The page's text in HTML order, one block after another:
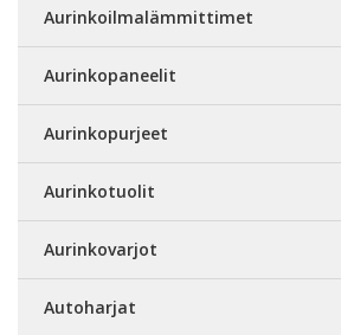
Aurinkoilmalämmittimet
Aurinkopaneelit
Aurinkopurjeet
Aurinkotuolit
Aurinkovarjot
Autoharjat